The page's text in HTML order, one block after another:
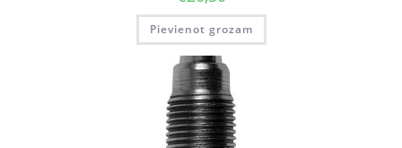
Pievienot grozam